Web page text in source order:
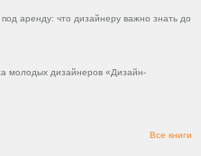
аренду: что дизайнеру важно знать до
молодых дизайнеров «Дизайн-
Все книги